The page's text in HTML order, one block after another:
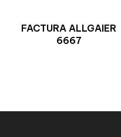
FACTURA ALLGAIER
6667